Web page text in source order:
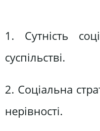
1. Сутність
суспільстві.
2. Соціальна
нерівності.